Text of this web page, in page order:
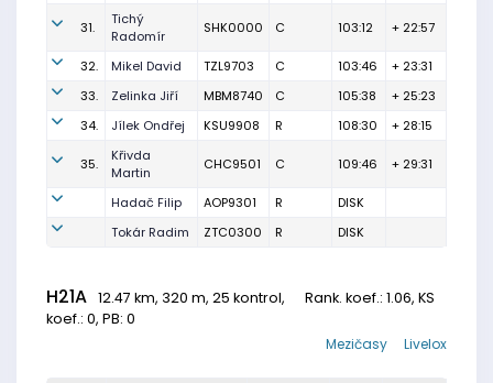
31.
Tichý
Radomír
SHK0000 C 103:12 + 22:57
32. Mikel David TZL9703 C 103:46
+ 23:31
33.
Zelinka Jiří MBM8740 C 105:38
+ 25:23
34.
Jílek Ondřej KSU9908 R 108:30 + 28:15
35.
Křivda
Martin
CHC9501 C 109:46 + 29:31
Hadač Filip AOP9301 R
DISK
Tokár Radim
ZTC0300 R DISK
H21A 12.47 km, 320 m, 25 kontrol, Rank. koef.: 1.06, KS
koef.: 0, PB: 0
Livelox
Mezičasy